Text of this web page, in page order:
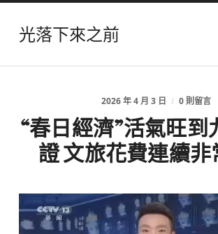
光落下來之前
2026 年 4 月 3 日 / 0 則留言
“春日經濟”活氣旺到
證 文旅花費連續